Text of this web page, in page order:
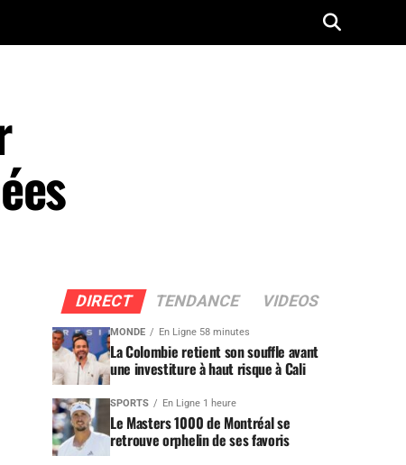
DIRECT TENDANCE VIDEOS
MONDE En Ligne 58 minutes
La Colombie retient son souffle avant
une investiture à haut risque à Cali
SPORTS En Ligne 1 heure
Le Masters 1000 de Montréal se
retrouve orphelin de ses favoris